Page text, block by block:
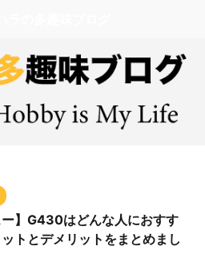
ー】G430はどんな人におすす
トとデメリットをまとめまし